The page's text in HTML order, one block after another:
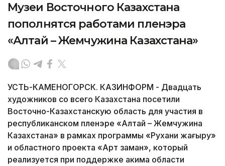
Музеи Восточного Казахстана
пополнятся работами пленэра
«Алтай – Жемчужина Казахстана»
УСТЬ-КАМЕНОГОРСК. КАЗИНФОРМ - Двадцать
художников со всего Казахстана посетили
Восточно-Казахстанскую область для участия в
республиканском пленэре «Алтай – Жемчужина
Казахстана» в рамках программы «Рухани жаңғыру»
и областного проекта «Арт заман», который
реализуется при поддержке акима области